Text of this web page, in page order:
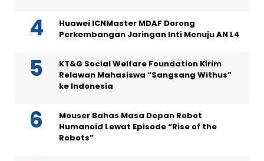
Huawei ICNMaster MDAF Dorong
Perkembangan Jaringan Inti Menuju AN L4
KT&G Social Welfare Foundation Kirim
Relawan Mahasiswa “Sangsang Withus”
ke Indonesia
Mouser Bahas Masa Depan Robot
Humanoid Lewat Episode “Rise of the
Robots”